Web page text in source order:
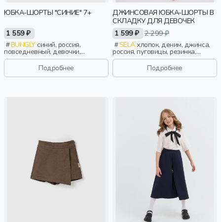
ЮБКА-ШОРТЫ "СИНИЕ" 7+
1 559 ₽
BUNGLYсиний, россия,
повседневный, девочки,
школьники, подростки, дети
Подробнее
ДЖИНСОВАЯ ЮБКА-ШОРТЫ В
СКЛАДКУ ДЛЯ ДЕВОЧЕК
1 599 ₽ 2 299 ₽
SELAхлопок, деним, джинса,
россия, пуговицы, резинка,
застежка, складки, запах, пояс,
винтаж, девочки, дети
Подробнее